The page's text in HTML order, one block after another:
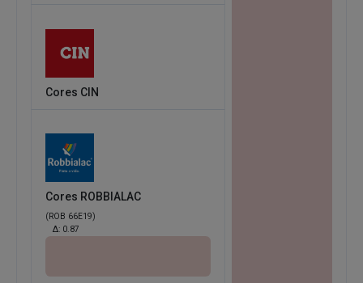
Cores CIN
Cores ROBBIALAC
(ROB 66E19)
Δ: 0.87